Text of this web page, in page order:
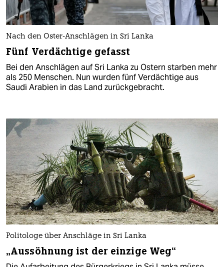
Nach den Oster-Anschlägen in Sri Lanka
Fünf Verdächtige gefasst
Bei den Anschlägen auf Sri Lanka zu Ostern starben mehr
als 250 Menschen. Nun wurden fünf Verdächtige aus
Saudi Arabien in das Land zurückgebracht.
Politologe über Anschläge in Sri Lanka
„Aussöhnung ist der einzige Weg“